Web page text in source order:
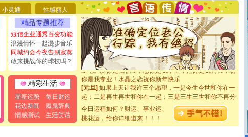
小灵通 性感丽人
精品专题推荐
短信企业通秀百变功能
浪漫情怀一起漫步音乐
同城约会今夜告别寂寞
敢来挑战你的球技吗？
精彩生活
星座运势
每日财运
花边新闻
魔鬼辞典
情感测试
生活笑话
要平安！千万要知足！千万不要忘记我！
[圣诞节]不只这样的日子才会想起你,而是这样的日子才
能正大光明地骚扰你,告诉你,圣诞要快乐!新年要快乐!天天
都要快乐噢!
[圣诞节]奉上一颗祝福的心,在这个特别的日子里,愿幸福,
如意,快乐,鲜花,一切美好的祝愿与你同在.圣诞快乐!
[元旦]看到你我会触电；看不到你我要充电；没有你我会
断电。爱你是我职业，想你是我事业，抱你是我特长，吻
你是我专业！水晶之恋祝你新年快乐
[元旦]如果上天让我许三个愿望，一是今生今世和你在一
起；二是再生再世和你在一起；三是三生三世和你不再分
离。水晶之恋祝你新年快乐
[元旦]当我狠下心扭头离去那一刻，你在我身后无助地哭
泣，这痛楚让我明白我多么爱你。我转身抱住你：这猪不
卖了。水晶之恋祝你新年快乐。
今日运程如何？财运、事业运、
桃花运，给你详细道来！！！